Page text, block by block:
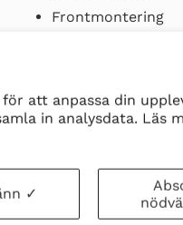
att anpassa din
in analysdata. Läs
✓
Frontmontering
Driftspänning 100-
USB-port för
Ladda ner